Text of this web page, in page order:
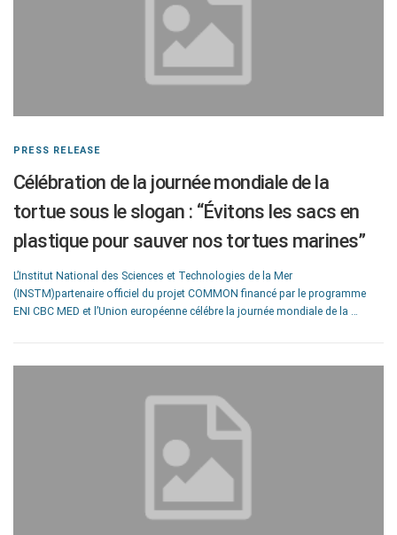
PRESS RELEASE
Célébration de la journée mondiale de la
tortue sous le slogan : “Évitons les sacs en
plastique pour sauver nos tortues marines”
L’Institut National des Sciences et Technologies de la Mer
(INSTM)partenaire officiel du projet COMMON financé par le programme
ENI CBC MED et l’Union européenne célébre la journée mondiale de la …